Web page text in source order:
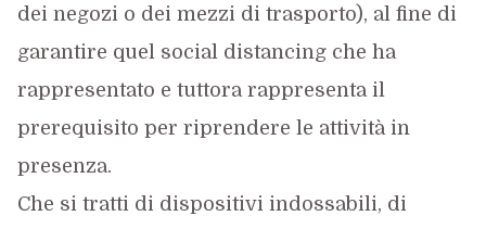
dei negozi o dei mezzi di trasporto), al fine di
garantire quel social distancing che ha
rappresentato e tuttora rappresenta il
prerequisito per riprendere le attività in
presenza.
Che si tratti di dispositivi indossabili, di